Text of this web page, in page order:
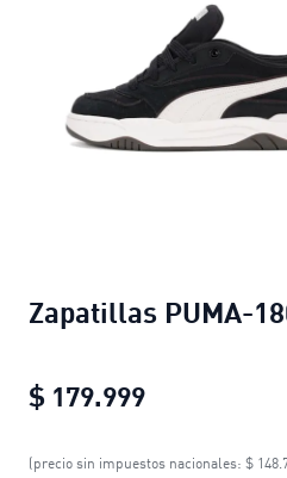
Zapatillas PUMA-
$ 179.999
Zapatillas
(precio sin impuestos nacionales: $